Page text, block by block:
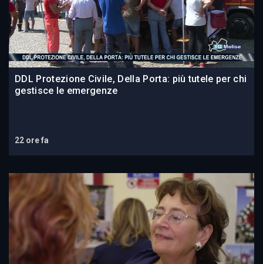
DDL Protezione Civile, Della Porta: più tutele per chi
gestisce le emergenze
22 ore fa